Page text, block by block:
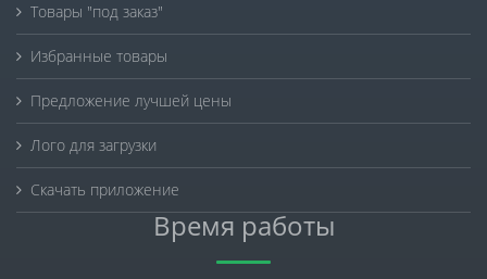
Товары "под заказ"
Избранные товары
Предложение лучшей цены
Лого для загрузки
Скачать приложение
Время работы